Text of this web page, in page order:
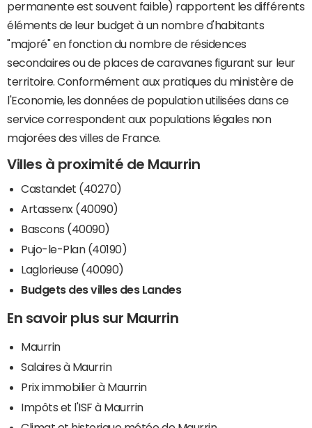
permanente est souvent faible) rapportent les différents
éléments de leur budget à un nombre d'habitants
"majoré" en fonction du nombre de résidences
secondaires ou de places de caravanes figurant sur leur
territoire. Conformément aux pratiques du ministère de
l'Economie, les données de population utilisées dans ce
service correspondent aux populations légales non
majorées des villes de France.
Villes à proximité de Maurrin
Castandet (40270)
Artassenx (40090)
Bascons (40090)
Pujo-le-Plan (40190)
Laglorieuse (40090)
Budgets des villes des Landes
En savoir plus sur Maurrin
Maurrin
Salaires à Maurrin
Prix immobilier à Maurrin
Impôts et l'ISF à Maurrin